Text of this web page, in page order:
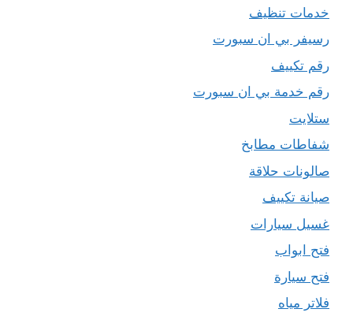
خدمات تنظيف
رسيفر بي ان سبورت
رقم تكييف
رقم خدمة بي ان سبورت
ستلايت
شفاطات مطابخ
صالونات حلاقة
صيانة تكييف
غسيل سيارات
فتح ابواب
فتح سيارة
فلاتر مياه